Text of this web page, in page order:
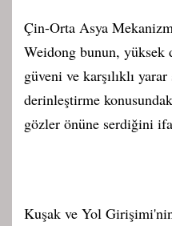
Çin-Orta Asya
Weidong bunun, yüksek
güveni ve karşılıklı
derinleştirme
gözler önüne serdiğini
Kuşak ve Yol